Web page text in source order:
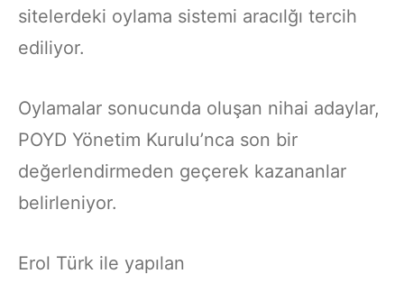
sitelerdeki oylama sistemi aracılğı tercih
ediliyor.
Oylamalar sonucunda oluşan nihai adaylar,
POYD Yönetim Kurulu’nca son bir
değerlendirmeden geçerek kazananlar
belirleniyor.
Erol Türk ile yapılan